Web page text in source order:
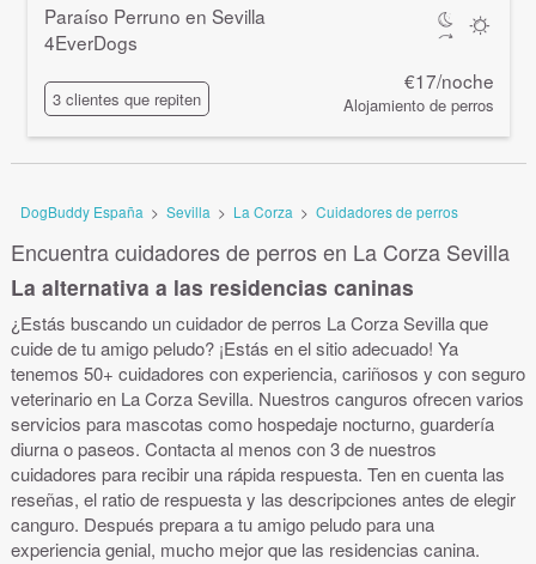
Paraíso Perruno en Sevilla
4EverDogs
3 clientes que repiten
€17/noche
Alojamiento de perros
DogBuddy España > Sevilla > La Corza > Cuidadores de perros
Encuentra cuidadores de perros en La Corza Sevilla
La alternativa a las residencias caninas
¿Estás buscando un cuidador de perros La Corza Sevilla que
cuide de tu amigo peludo? ¡Estás en el sitio adecuado! Ya
tenemos 50+ cuidadores con experiencia, cariñosos y con seguro
veterinario en La Corza Sevilla. Nuestros canguros ofrecen varios
servicios para mascotas como hospedaje nocturno, guardería
diurna o paseos. Contacta al menos con 3 de nuestros
cuidadores para recibir una rápida respuesta. Ten en cuenta las
reseñas, el ratio de respuesta y las descripciones antes de elegir
canguro. Después prepara a tu amigo peludo para una
experiencia genial, mucho mejor que las residencias canina.